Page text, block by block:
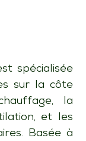
spécialisée
sur la côte
la
et les
Basée à